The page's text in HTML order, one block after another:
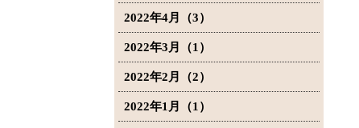
2022年4月（3）
2022年3月（1）
2022年2月（2）
2022年1月（1）